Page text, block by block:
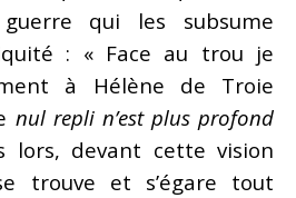
qui les subsume
: « Face au trou je
à Hélène de Troie
nul repli n’est plus profond
lors, devant cette vision
trouve et s’égare tout